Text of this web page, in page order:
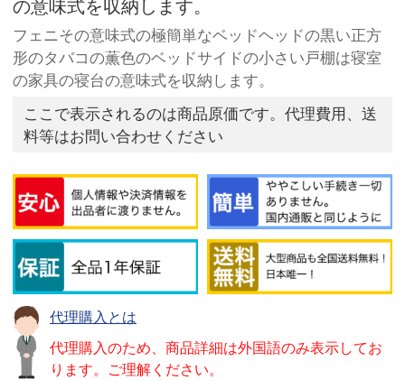
フェニその意味式の極簡単なベッドヘッドの黒い正方
形のタバコの薫色のベッドサイドの小さい戸棚は寝室
の家具の寝台の意味式を収納します。
ここで表示されるのは商品原価です。代理費用、送
料等はお問い合わせください
代理購入とは
代理購入のため、商品詳細は外国語のみ表示してお
ります。ご理解ください。